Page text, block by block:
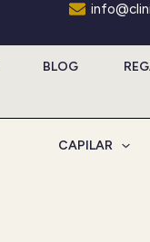
BLOG
CAPILAR